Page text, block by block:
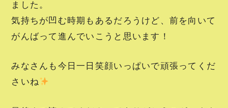
ました。
気持ちが凹む時期もあるだろうけど、前を向いて
がんばって進んでいこうと思います！
みなさんも今日一日笑顔いっぱいで頑張ってくだ
さいね